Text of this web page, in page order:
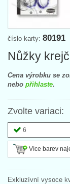
číslo karty: 80191
Nůžky
Cena výrobku se
nebo přihlaste.
Zvolte variaci:
6
Více barev
Exkluzívní vysoce